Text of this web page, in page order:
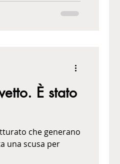
È stato
che generano
una scusa per